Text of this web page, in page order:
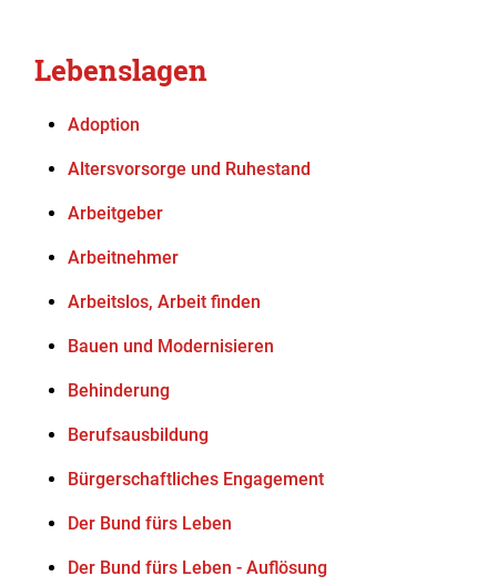
Lebenslagen
Adoption
Altersvorsorge und Ruhestand
Arbeitgeber
Arbeitnehmer
Arbeitslos, Arbeit finden
Bauen und Modernisieren
Behinderung
Berufsausbildung
Bürgerschaftliches Engagement
Der Bund fürs Leben
Der Bund fürs Leben - Auflösung